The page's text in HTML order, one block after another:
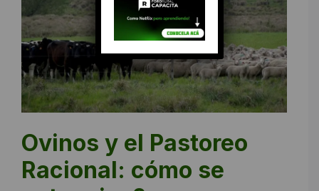
Ovinos y el Pastoreo
Racional: cómo se